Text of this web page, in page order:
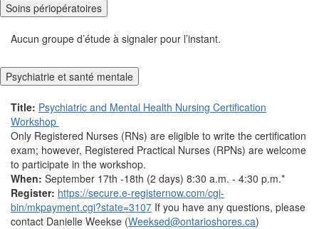
Soins périopératoires
Aucun groupe d’étude à signaler pour l’instant.
Psychiatrie et santé mentale
Title: Psychiatric and Mental Health Nursing Certification
Workshop
Only Registered Nurses (RNs) are eligible to write the certification
exam; however, Registered Practical Nurses (RPNs) are welcome
to participate in the workshop.
When: September 17th -18th (2 days) 8:30 a.m. - 4:30 p.m.*
Register: https://secure.e-registernow.com/cgi-
bin/mkpayment.cgi?state=3107 If you have any questions, please
contact Danielle Weekse (Weeksed@ontarioshores.ca)